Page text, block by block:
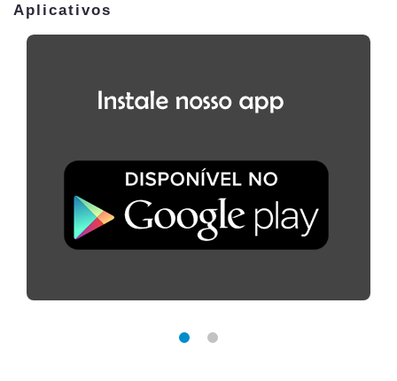
Aplicativos